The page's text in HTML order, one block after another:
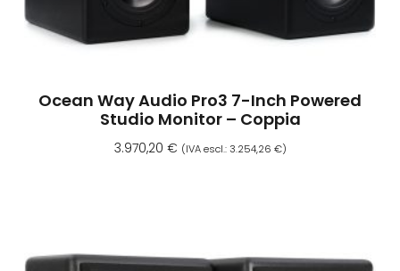
Ocean Way Audio Pro3 7-Inch Powered
Studio Monitor – Coppia
3.970,20 € (IVA escl.: 3.254,26 €)